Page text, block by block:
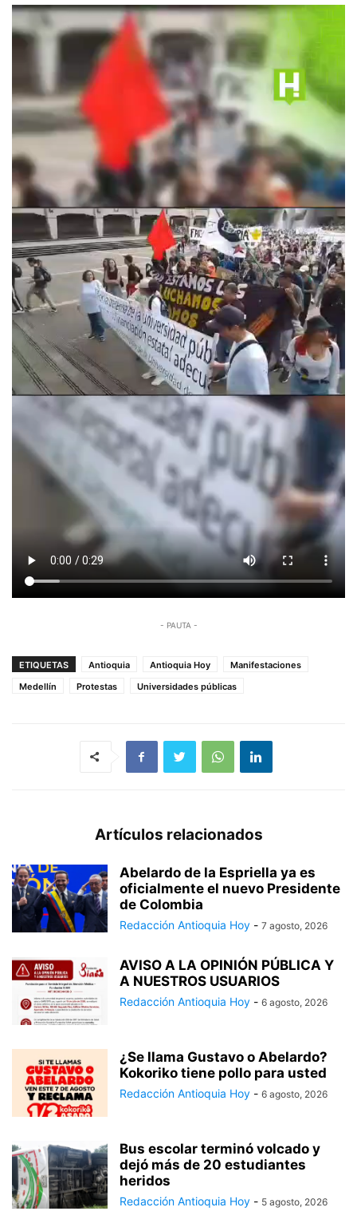
- PAUTA -
ETIQUETAS Antioquia Antioquia Hoy
Manifestaciones
Medellín
Protestas Universidades públicas
Artículos relacionados
Abelardo de la Espriella ya es
oficialmente el nuevo Presidente
de Colombia
Redacción Antioquia Hoy - 7 agosto, 2026
AVISO A LA OPINIÓN PÚBLICA Y
A NUESTROS USUARIOS
Redacción Antioquia Hoy - 6 agosto, 2026
¿Se llama Gustavo o Abelardo?
Kokoriko tiene pollo para usted
Redacción Antioquia Hoy - 6 agosto, 2026
Bus escolar terminó volcado y
dejó más de 20 estudiantes
heridos
Redacción Antioquia Hoy - 5 agosto, 2026